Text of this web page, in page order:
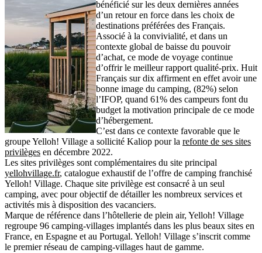
bénéficié sur les deux dernières années
d’un retour en force dans les choix de
destinations préférées des Français.
Associé à la convivialité, et dans un
contexte global de baisse du pouvoir
d’achat, ce mode de voyage continue
d’offrir le meilleur rapport qualité-prix. Huit
Français sur dix affirment en effet avoir une
bonne image du camping, (82%) selon
l’IFOP, quand 61% des campeurs font du
budget la motivation principale de ce mode
d’hébergement.
C’est dans ce contexte favorable que le
groupe Yelloh! Village a sollicité Kaliop pour la refonte de ses sites
privilèges en décembre 2022.
Les sites privilèges sont complémentaires du site principal
yellohvillage.fr, catalogue exhaustif de l’offre de camping franchisé
Yelloh! Village. Chaque site privilège est consacré à un seul
camping, avec pour objectif de détailler les nombreux services et
activités mis à disposition des vacanciers.
Marque de référence dans l’hôtellerie de plein air, Yelloh! Village
regroupe 96 camping-villages implantés dans les plus beaux sites en
France, en Espagne et au Portugal. Yelloh! Village s’inscrit comme
le premier réseau de camping-villages haut de gamme.